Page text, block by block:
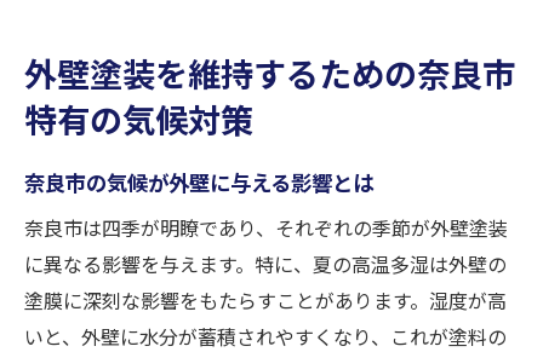
外壁塗装を維持するための奈良市
特有の気候対策
奈良市の気候が外壁に与える影響とは
奈良市は四季が明瞭であり、それぞれの季節が外壁塗装
に異なる影響を与えます。特に、夏の高温多湿は外壁の
塗膜に深刻な影響をもたらすことがあります。湿度が高
いと、外壁に水分が蓄積されやすくなり、これが塗料の